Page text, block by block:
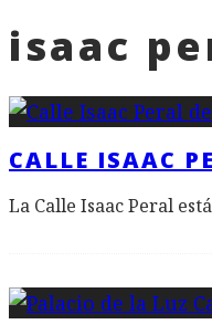
isaac
CALLE ISAAC
La Calle Isaac Peral